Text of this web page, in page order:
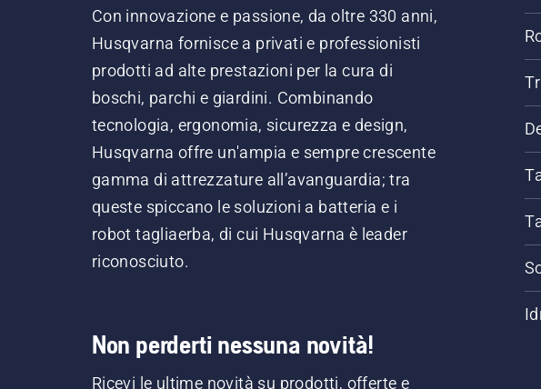
Con innovazione e passione, da oltre 330 anni,
Husqvarna fornisce a privati e professionisti
prodotti ad alte prestazioni per la cura di
boschi, parchi e giardini. Combinando
tecnologia, ergonomia, sicurezza e design,
Husqvarna offre un'ampia e sempre crescente
gamma di attrezzature all’avanguardia; tra
queste spiccano le soluzioni a batteria e i
robot tagliaerba, di cui Husqvarna è leader
riconosciuto.
Non perderti nessuna novità!
Ricevi le ultime novità su prodotti, offerte e